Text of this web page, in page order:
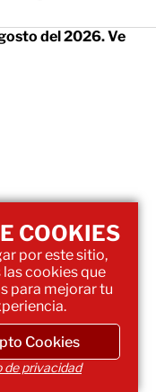
del 2026. Ve
COOKIES
por este sitio,
cookies que
para mejorar tu
Cookies
de privacidad